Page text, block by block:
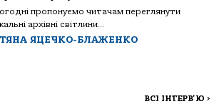
пропонуємо читачам переглянути
архівні світлини...
ЯЦЕЧКО-БЛАЖЕНКО
ВСІ ІНТЕРВ'Ю >